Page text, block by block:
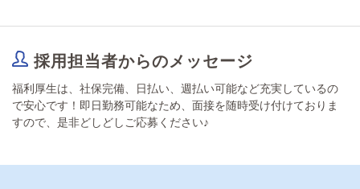
採用担当者からのメッセージ
福利厚生は、社保完備、日払い、週払い可能など充実しているの
で安心です！即日勤務可能なため、面接を随時受け付けておりま
すので、是非どしどしご応募ください♪